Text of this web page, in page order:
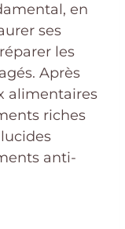
en
ses
les
Après
alimentaires
riches
anti-